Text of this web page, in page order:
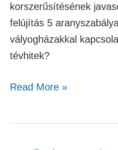
korszerűsítésének
felújítás 5
vályogházakkal
tévhitek?
Read More »